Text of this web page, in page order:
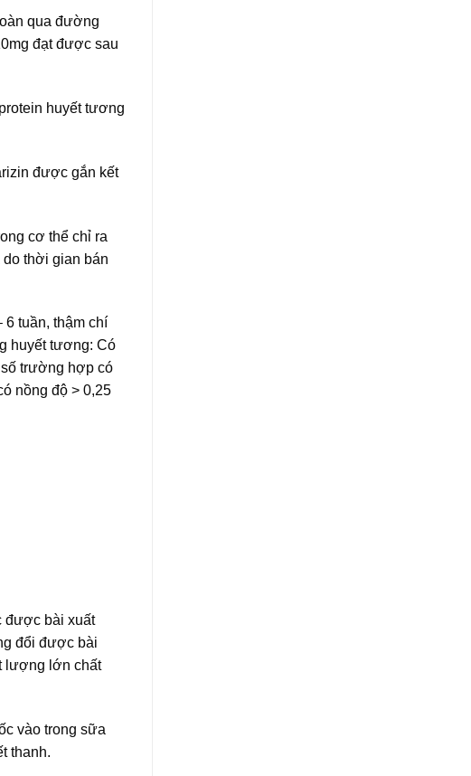
qua đường
đạt được sau
huyết tương
được gắn kết
cơ thể chỉ ra
thời gian bán
tuần, thậm chí
huyết tương: Có
trường hợp có
nồng độ > 0,25
được bài xuất
đổi được bài
lượng lớn chất
vào trong sữa
thanh.